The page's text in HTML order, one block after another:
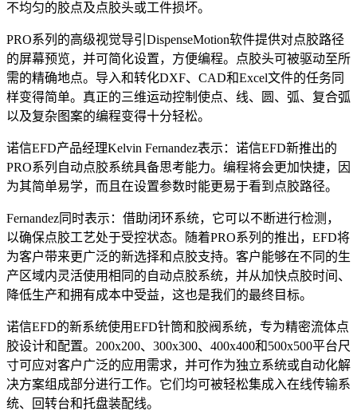
不均匀的胶点及点胶头或工件损坏。
PRO系列的高级视觉导引DispenseMotion软件提供对点胶路径
的屏幕预览，并可简化设置，方便编程。点胶头可被驱动至所
需的精确地点。导入和转化DXF、CAD和Excel文件的任务同
样变得简单。真正的三维运动控制使点、线、圆、弧、复合弧
以及复杂图案的编程变得十分轻松。
诺信EFD产品经理Kelvin Fernandez表示：诺信EFD新推出的
PRO系列自动点胶系统具备思考能力。编程将会更加快捷，因
为其简单易学，而且在设置参数时能更易于看到点胶路径。
Fernandez同时表示：借助闭环系统，它可以不断进行检测，
以确保点胶工艺处于受控状态。随着PRO系列的推出，EFD将
为客户带来更广泛的新选择和点胶支持。客户能够在不同的生
产区域内灵活使用相同的自动点胶系统，并从加快点胶时间、
降低生产和拥有成本中受益，这也是我们的最终目标。
诺信EFD的新系统使用EFD针筒和胶阀系统，专为精密流体点
胶设计和配置。200x200、300x300、400x400和500x500平台尺
寸可应对客户广泛的应用需求，并可作为独立系统或自动化解
决方案组成部分进行工作。它们均可被轻松集成入在线传输系
统、回转台和托盘装配线。